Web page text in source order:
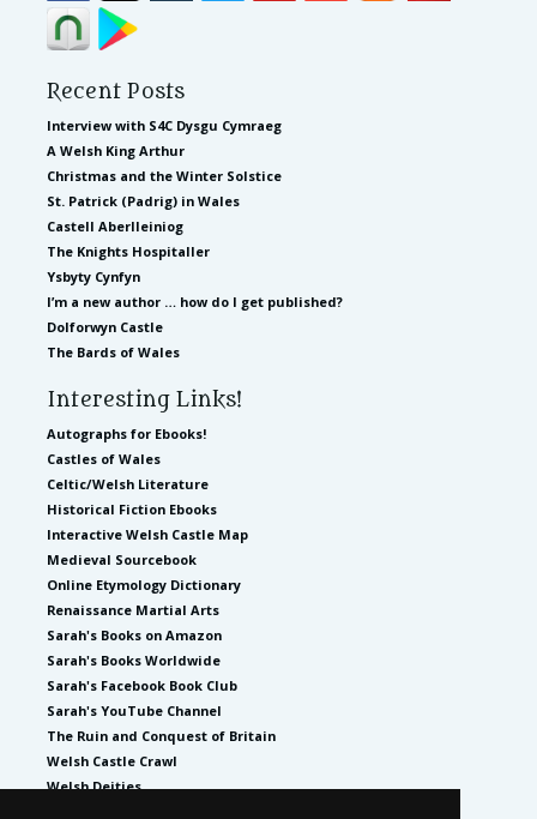
Recent Posts
Interview with S4C Dysgu Cymraeg
A Welsh King Arthur
Christmas and the Winter Solstice
St. Patrick (Padrig) in Wales
Castell Aberlleiniog
The Knights Hospitaller
Ysbyty Cynfyn
I’m a new author … how do I get published?
Dolforwyn Castle
The Bards of Wales
Interesting Links!
Autographs for Ebooks!
Castles of Wales
Celtic/Welsh Literature
Historical Fiction Ebooks
Interactive Welsh Castle Map
Medieval Sourcebook
Online Etymology Dictionary
Renaissance Martial Arts
Sarah's Books on Amazon
Sarah's Books Worldwide
Sarah's Facebook Book Club
Sarah's YouTube Channel
The Ruin and Conquest of Britain
Welsh Castle Crawl
Welsh Deities